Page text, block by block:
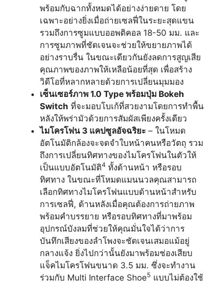
พร้อมกับฉากทั้งหมดได้อย่างง่ายดาย โดย
เฉพาะอย่างยิ่งเมื่อถ่ายเซลฟี่ในระยะสุดแขน
รวมถึงการซูมแบบออพติคอล 18-50 มม. และ
การซูมภาพที่ชัดเจนจะช่วยให้ขยายภาพได้
อย่างราบรื่น ในขณะเดียวกันยังลดการสูญเสีย
คุณภาพของภาพให้เหลือน้อยที่สุด เพื่อสร้าง
วิดีโอที่หลากหลายด้วยการเปลี่ยนมุมมอง
เซ็นเซอร์ภาพ 1.0 Type พร้อมปุ่ม Bokeh
Switch ที่จะมอบโบเก้ที่สวยงามโดยการทำพื้น
หลังให้พร่ามัวด้วยการสัมผัสเพียงครั้งเดียว
ไมโครโฟน 3 แคปซูลอัจฉริยะ – ในโหมด
อัตโนมัติกล้องจะจดจำใบหน้าคนหรือวัตถุ รวม
ถึงการเปลี่ยนทิศทางของไมโครโฟนในตัวให้
เป็นแบบอัตโนมัติ4 ทั้งด้านหน้า หรือรอบ
ทิศทาง ในขณะที่โหมดแมนนวลคุณสามารถ
เลือกทิศทางไมโครโฟนแบบด้านหน้าสำหรับ
การเซลฟี่, ด้านหลังเมื่อคุณต้องการถ่ายภาพ
พร้อมคำบรรยาย หรือรอบทิศทางที่มาพร้อม
อุปกรณ์บังลมที่ช่วยให้คุณมั่นใจได้ว่าการ
บันทึกเสียงของลำโพงจะชัดเจนเสมอแม้อยู่
กลางแจ้ง ยิ่งไปกว่านั้นยังมาพร้อมช่องเสียบ
แจ็คไมโครโฟนขนาด 3.5 มม. ซึ่งจะทำงาน
ร่วมกับ Multi Interface Shoe5 แบบไม่ต้องใช้